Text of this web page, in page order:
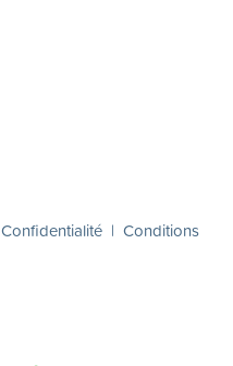
Confidentialité | Conditions